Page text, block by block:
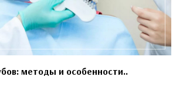
методы и особенности..